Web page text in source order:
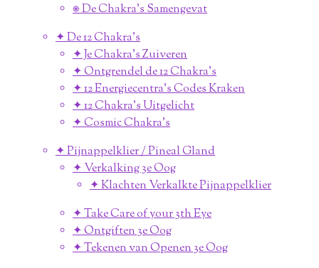
⎈ De Chakra's Samengevat
✦ De 12 Chakra's
✦ Je Chakra's Zuiveren
✦ Ontgrendel de 12 Chakra's
✦ 12 Energiecentra's Codes Kraken
✦ 12 Chakra's Uitgelicht
✦ Cosmic Chakra's
✦ Pijnappelklier / Pineal Gland
✦ Verkalking 3e Oog
✦ Klachten Verkalkte Pijnappelklier
✦ Take Care of your 3th Eye
✦ Ontgiften 3e Oog
✦ Tekenen van Openen 3e Oog